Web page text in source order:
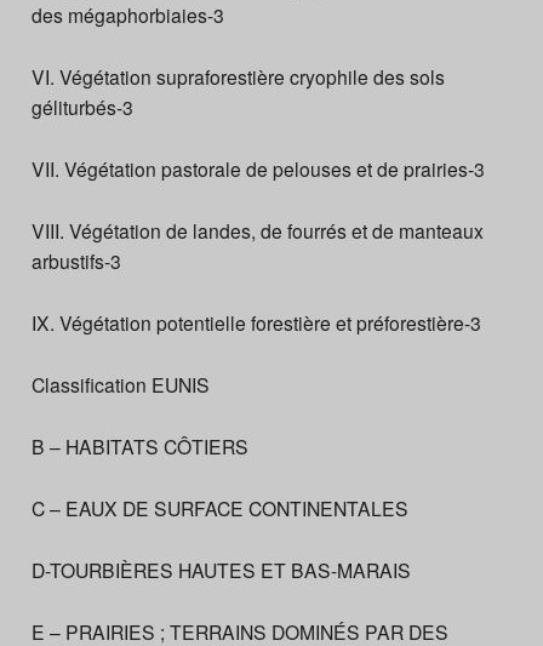
des mégaphorbiaies-3
VI. Végétation supraforestière cryophile des sols
géliturbés-3
VII. Végétation pastorale de pelouses et de prairies-3
VIII. Végétation de landes, de fourrés et de manteaux
arbustifs-3
IX. Végétation potentielle forestière et préforestière-3
Classification EUNIS
B – HABITATS CÔTIERS
C – EAUX DE SURFACE CONTINENTALES
D-TOURBIÈRES HAUTES ET BAS-MARAIS
E – PRAIRIES ; TERRAINS DOMINÉS PAR DES